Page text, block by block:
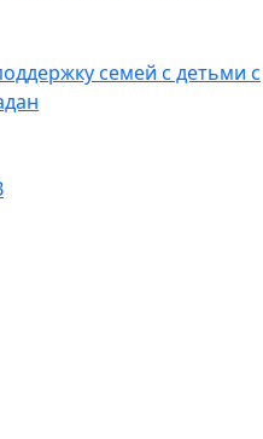
семей с детьми с